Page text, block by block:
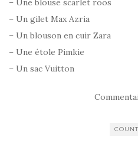
– Une blouse scarlet roos
– Un gilet Max Azria
– Un blouson en cuir Zara
– Une étole Pimkie
– Un sac Vuitton